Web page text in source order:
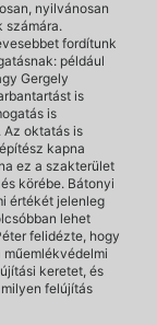
nyilvánosan
számára.
fordítunk
például
Gergely
is
is
Az oktatás is
kapna
ez a szakterület
körébe. Bátonyi
értékét jelenleg
lehet
felidézte, hogy
keretet, és
felújítás